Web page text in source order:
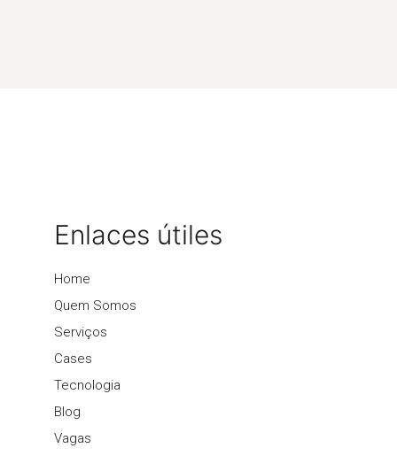
Enlaces útiles
Home
Quem Somos
Serviços
Cases
Tecnologia
Blog
Vagas